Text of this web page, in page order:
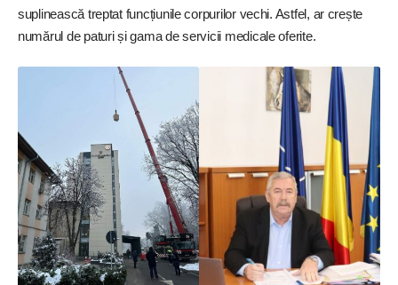
suplinească treptat funcțiunile corpurilor vechi. Astfel, ar crește
numărul de paturi și gama de servicii medicale oferite.